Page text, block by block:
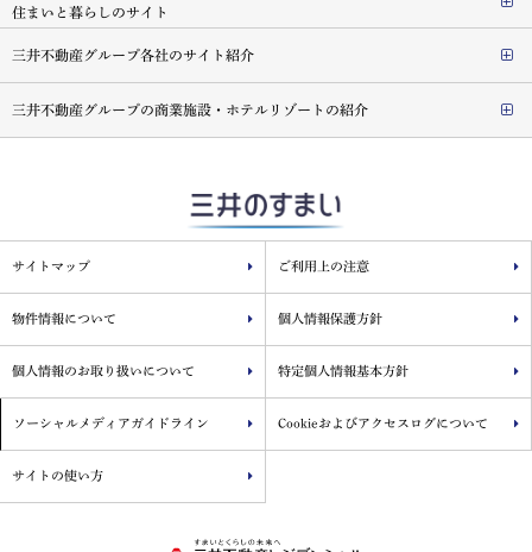
住まいと暮らしのサイト
三井不動産グループ各社のサイト紹介
三井不動産グループの商業施設・ホテルリゾートの紹介
サイトマップ ご利用上の注意
物件情報について 個人情報保護方針
個人情報のお取り扱いについて 特定個人情報基本方針
ソーシャルメディアガイドライン Cookieおよびアクセスログについて
サイトの使い方